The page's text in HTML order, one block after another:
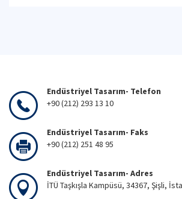
Endüstriyel Tasarım- Telefon
+90 (212) 293 13 10
Endüstriyel Tasarım- Faks
+90 (212) 251 48 95
Endüstriyel Tasarım- Adres
İTÜ Taşkışla Kampüsü, 34367, Şişli,